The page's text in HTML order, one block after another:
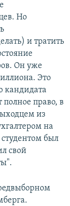
Но
и тратить
Он уже
Это
кандидата
право, в
из
на
был
свой